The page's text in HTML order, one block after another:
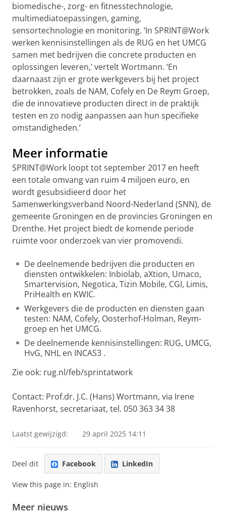
biomedische-, zorg- en fitnesstechnologie,
multimediatoepassingen, gaming,
sensortechnologie en monitoring. ‘In SPRINT@Work
werken kennisinstellingen als de RUG en het UMCG
samen met bedrijven die concrete producten en
oplossingen leveren,’ vertelt Wortmann. ‘En
daarnaast zijn er grote werkgevers bij het project
betrokken, zoals de NAM, Cofely en De Reym Groep,
die de innovatieve producten direct in de praktijk
testen en zo nodig aanpassen aan hun specifieke
omstandigheden.’
Meer informatie
SPRINT@Work loopt tot september 2017 en heeft
een totale omvang van ruim 4 miljoen euro, en
wordt gesubsidieerd door het
Samenwerkingsverband Noord-Nederland (SNN), de
gemeente Groningen en de provincies Groningen en
Drenthe. Het project biedt de komende periode
ruimte voor onderzoek van vier promovendi.
De deelnemende bedrijven die producten en
diensten ontwikkelen: Inbiolab, aXtion, Umaco,
Smartervision, Negotica, Tizin Mobile, CGI, Limis,
PriHealth en KWIC.
Werkgevers die de producten en diensten gaan
testen: NAM, Cofely, Oosterhof-Holman, Reym-
groep en het UMCG.
De deelnemende kennisinstellingen: RUG, UMCG,
HvG, NHL en INCAS3 .
Zie ook: rug.nl/feb/sprintatwork
Contact: Prof.dr. J.C. (Hans) Wortmann, via Irene
Ravenhorst, secretariaat, tel. 050 363 34 38
Laatst gewijzigd: 29 april 2025 14:11
Deel dit Facebook LinkedIn
View this page in: English
Meer nieuws